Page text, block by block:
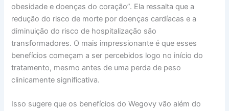
obesidade e doenças do coração”. Ela ressalta que a
redução do risco de morte por doenças cardíacas e a
diminuição do risco de hospitalização são
transformadores. O mais impressionante é que esses
benefícios começam a ser percebidos logo no início do
tratamento, mesmo antes de uma perda de peso
clinicamente significativa.
Isso sugere que os benefícios do Wegovy vão além do